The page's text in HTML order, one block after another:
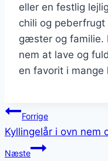
eller en festlig
chili og
gæster og familie.
nem at lave og
en favorit i mange
Forrige
Kyllingelår i ovn nem
Næste